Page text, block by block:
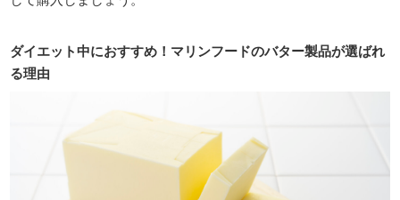
ダイエット中におすすめ！マリンフードのバター製品が選ばれ
る理由